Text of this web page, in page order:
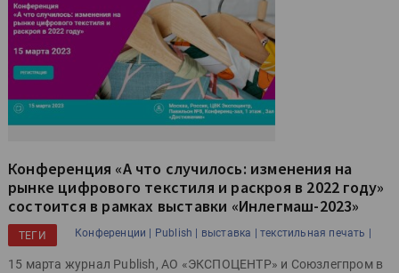
Конференция «А что случилось: изменения на
рынке цифрового текстиля и раскроя в 2022 году»
состоится в рамках выставки «Инлегмаш-2023»
ТЕГИ Конференции | Publish | выставка | текстильная печать |
15 марта журнал Publish, АО «ЭКСПОЦЕНТР» и Союзлегпром в